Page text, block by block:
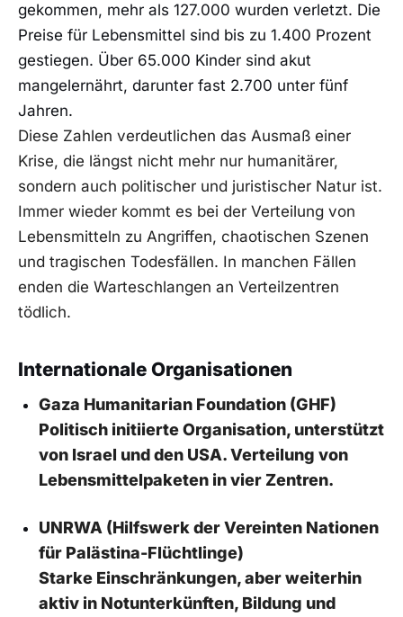
gekommen, mehr als 127.000 wurden verletzt. Die
Preise für Lebensmittel sind bis zu 1.400 Prozent
gestiegen. Über 65.000 Kinder sind akut
mangelernährt, darunter fast 2.700 unter fünf
Jahren.
Diese Zahlen verdeutlichen das Ausmaß einer
Krise, die längst nicht mehr nur humanitärer,
sondern auch politischer und juristischer Natur ist.
Immer wieder kommt es bei der Verteilung von
Lebensmitteln zu Angriffen, chaotischen Szenen
und tragischen Todesfällen. In manchen Fällen
enden die Warteschlangen an Verteilzentren
tödlich.
Internationale Organisationen
Gaza Humanitarian Foundation (GHF)
Politisch initiierte Organisation, unterstützt
von Israel und den USA. Verteilung von
Lebensmittelpaketen in vier Zentren.
UNRWA (Hilfswerk der Vereinten Nationen
für Palästina-Flüchtlinge)
Starke Einschränkungen, aber weiterhin
aktiv in Notunterkünften, Bildung und